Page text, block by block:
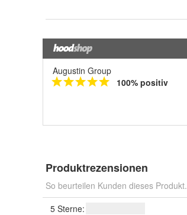
Augustin Group
100% positiv
Produktrezensionen
So beurteilen Kunden dieses Produkt.
5 Sterne: